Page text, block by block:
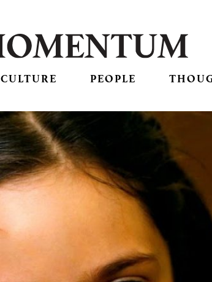
CULTURE PEOPLE